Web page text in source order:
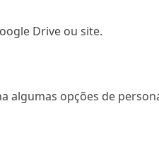
Drive ou site.
algumas opções de